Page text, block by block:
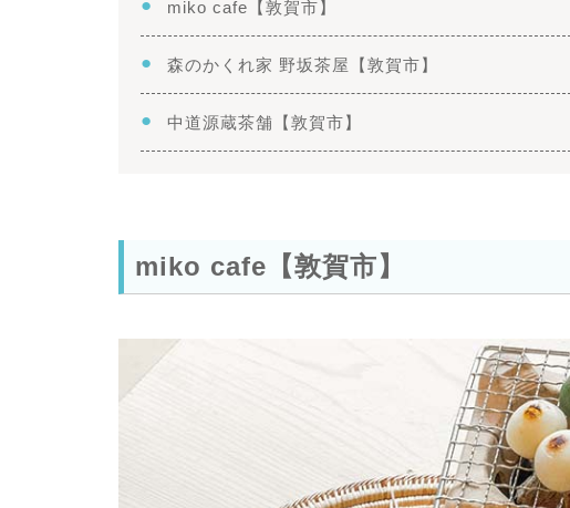
miko cafe【敦賀市】
森のかくれ家 野坂茶屋【敦賀市】
中道源蔵茶舗【敦賀市】
miko cafe【敦賀市】